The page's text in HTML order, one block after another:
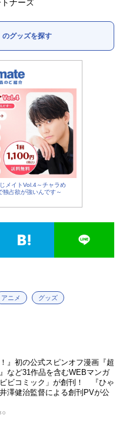
ナーズ
のグッズを探す
メイトVol.4～チャラめ
独占欲が強いんです～
アニメ グッズ
！』初の公式スピンオフ漫画『超
など31作品を含むWEBマンガ
ビコミック」が創刊！ 『ひゃ
澤健治監督による創刊PVが公